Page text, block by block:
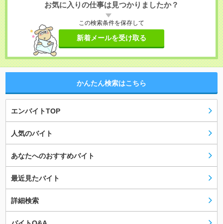
お気に入りの仕事は見つかりましたか？
この検索条件を保存して
新着メールを受け取る
かんたん検索はこちら
エンバイトTOP
人気のバイト
あなたへのおすすめバイト
最近見たバイト
詳細検索